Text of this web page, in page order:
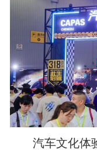
汽车文化体